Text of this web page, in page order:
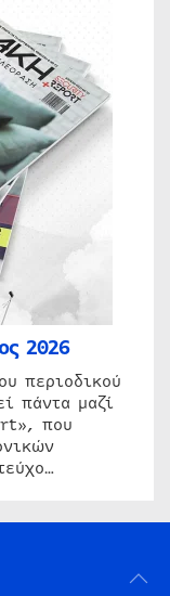
2026
περιοδικού
πάντα μαζί
που